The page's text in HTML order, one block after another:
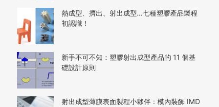
熱成型、擠出、射出成型…七種塑膠產品製程
初認識！
新手不可不知：塑膠射出成型產品的 11 個基
礎設計原則
射出成型薄膜表面製程小夥伴：模內裝飾 IMD